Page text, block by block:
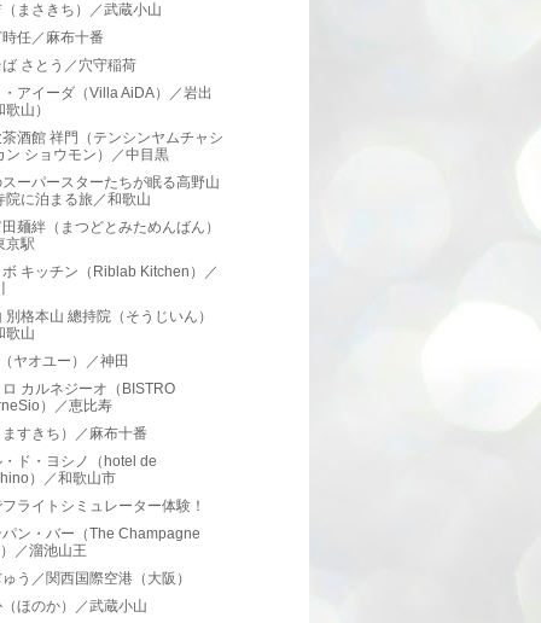
まさきち）／武蔵小山
任／麻布十番
さとう／穴守稲荷
アイーダ（Villa AiDA）／岩出
山）
酒館 祥門（テンシンヤムチャシ
ン ショウモン）／中目黒
ーパースターたちが眠る高野山
院に泊まる旅／和歌山
麺絆（まつどとみためんばん）
京駅
キッチン（Riblab Kitchen）／
別格本山 總持院（そうじいん）
歌山
ヤオユー）／神田
カルネジーオ（BISTRO
）／恵比寿
すきち）／麻布十番
ド・ヨシノ（hotel de
）／和歌山市
ライトシミュレーター体験！
ン・バー（The Champagne
／溜池山王
う／関西国際空港（大阪）
ほのか）／武蔵小山